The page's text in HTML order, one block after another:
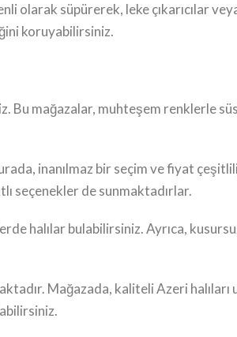
olarak süpürerek, leke çıkarıcılar
koruyabilirsiniz.
Bu mağazalar, muhteşem renklerle
inanılmaz bir seçim ve fiyat
seçenekler de sunmaktadırlar.
halılar bulabilirsiniz. Ayrıca,
Mağazada, kaliteli Azeri halıları